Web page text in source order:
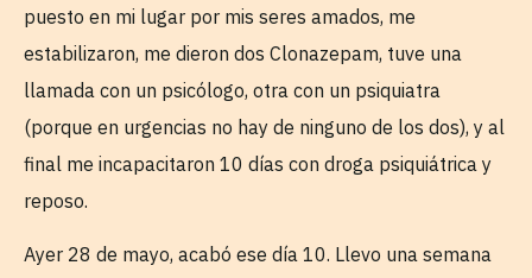
puesto en mi lugar por mis seres amados, me
estabilizaron, me dieron dos Clonazepam, tuve una
llamada con un psicólogo, otra con un psiquiatra
(porque en urgencias no hay de ninguno de los dos), y al
final me incapacitaron 10 días con droga psiquiátrica y
reposo.
Ayer 28 de mayo, acabó ese día 10. Llevo una semana